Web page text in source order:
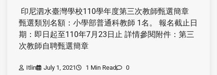
印尼泗水臺灣學校110學年度第三次教師甄選簡章
甄選類別名額：小學部普通科教師 1名。 報名截止日
期：即日起至110年7月23日止 詳情參閱附件：第三
次教師自聘甄選簡章
Itlin July 1, 2021 1 Min Read 0